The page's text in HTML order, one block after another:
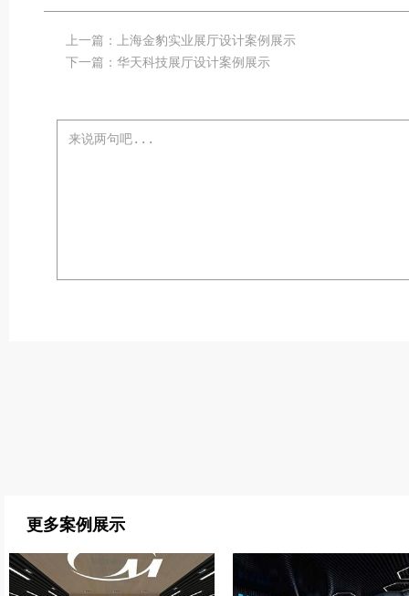
上一篇： 上海金豹实业展厅设计案例展示
下一篇：华天科技展厅设计案例展示
更多案例展示